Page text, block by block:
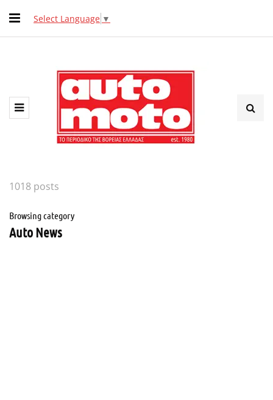
Select Language ▼
1018 posts
Browsing category
Auto News